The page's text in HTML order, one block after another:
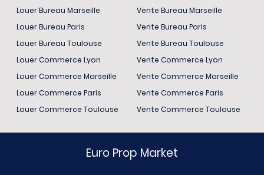
Louer Bureau Marseille
Louer Bureau Paris
Louer Bureau Toulouse
Louer Commerce Lyon
Louer Commerce Marseille
Louer Commerce Paris
Louer Commerce Toulouse
Vente Bureau Marseille
Vente Bureau Paris
Vente Bureau Toulouse
Vente Commerce Lyon
Vente Commerce Marseille
Vente Commerce Paris
Vente Commerce Toulouse
Euro Prop Market